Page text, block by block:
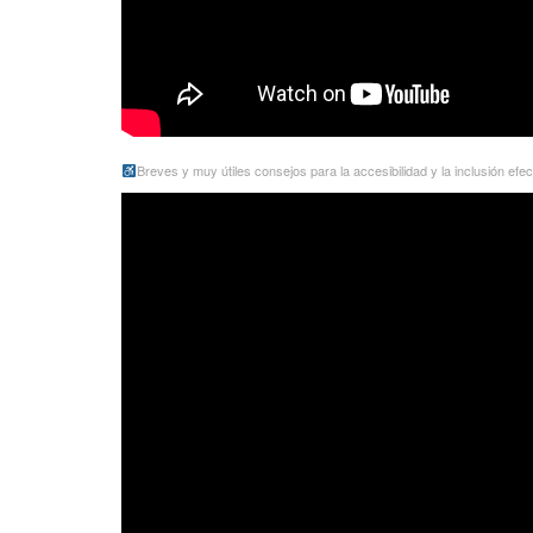
Breves y muy útiles consejos para la accesibilidad y la inclusión